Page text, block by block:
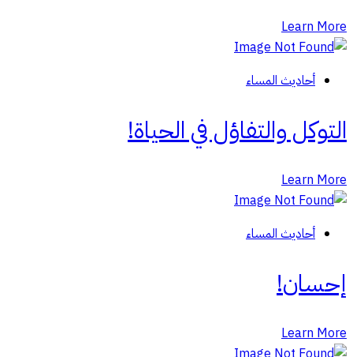
Learn More
أحاديث المساء
التوكل والتفاؤل في الحياة!
Learn More
أحاديث المساء
إحسان!
Learn More